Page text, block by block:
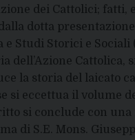
dei Cattolici;
dotta
Studi Storici e Sociali
dell’Azione Cattolica,
la storia del laicato
si eccettua il volume
si conclude con
di S.E. Mons.